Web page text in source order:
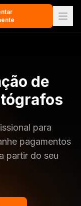
de
para
pagamentos
partir do seu